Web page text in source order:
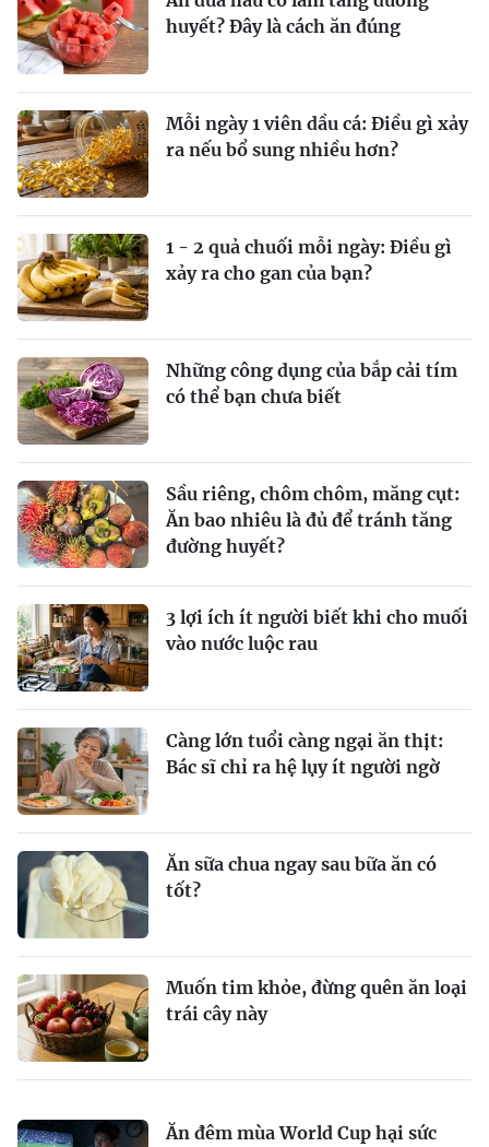
huyết? Đây là cách ăn đúng
Mỗi ngày 1 viên dầu cá: Điều gì xảy
ra nếu bổ sung nhiều hơn?
1 - 2 quả chuối mỗi ngày: Điều gì
xảy ra cho gan của bạn?
Những công dụng của bắp cải tím
có thể bạn chưa biết
Sầu riêng, chôm chôm, măng cụt:
Ăn bao nhiêu là đủ để tránh tăng
đường huyết?
3 lợi ích ít người biết khi cho muối
vào nước luộc rau
Càng lớn tuổi càng ngại ăn thịt:
Bác sĩ chỉ ra hệ lụy ít người ngờ
Ăn sữa chua ngay sau bữa ăn có
tốt?
Muốn tim khỏe, đừng quên ăn loại
trái cây này
Ăn đêm mùa World Cup hại sức